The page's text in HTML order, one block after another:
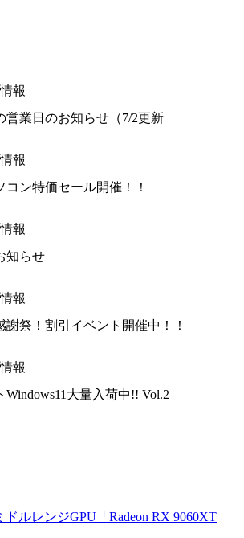
報
営業日のお知らせ（7/2更新
報
コン特価セール開催！！
報
知らせ
報
謝祭！割引イベント開催中！！
報
大量入荷中!! Vol.2